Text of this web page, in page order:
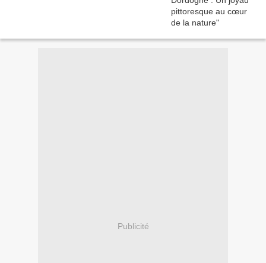
Publicité